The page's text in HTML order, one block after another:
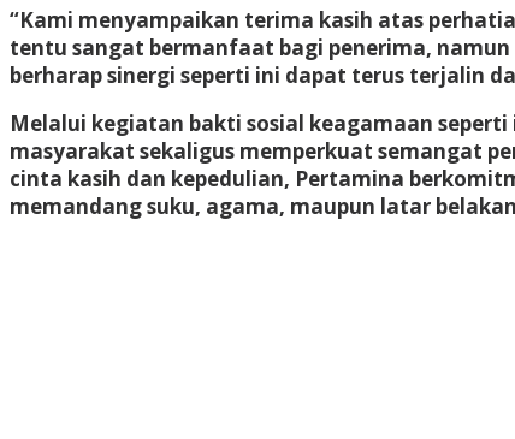
“Kami menyampaikan terima kasih atas
tentu sangat bermanfaat bagi penerima,
berharap sinergi seperti ini dapat terus terjalin
Melalui kegiatan bakti sosial keagamaan
masyarakat sekaligus memperkuat semangat
cinta kasih dan kepedulian, Pertamina
memandang suku, agama, maupun latar